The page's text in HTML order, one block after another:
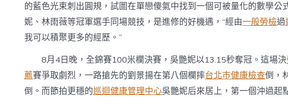
的藍色光束刺出圓規，試圖在單戀傻氣中找到一個可被量化的數學公
妮、林雨薇等冠軍選手同場競技，是進修的好機遇，“經由一般勞檢過
我可以積聚更多的經歷。”
8月4日晚，全錦賽100米欄決賽，吳艷妮以13.15秒奪冠。這場決
薦賽爭取劇烈，一路搶先的劉景揚在第八個欄摔台北巿健康檢查倒，
倒。而節拍更穩的巡迴健康管理中心吳艷妮后來居上，第一個沖過起